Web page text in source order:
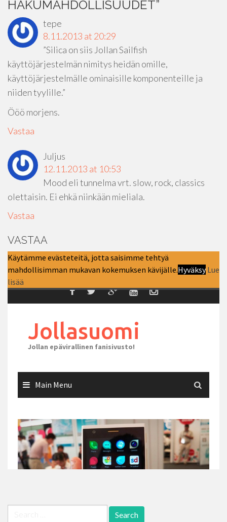
HAKUMAHDOLLISUUDET”
tepe
8.11.2013 at 20:29
”Silica on siis Jollan Sailfish
käyttöjärjestelmän nimitys heidän omille,
käyttöjärjestelmälle ominaisille komponenteille ja
niiden tyylille.”
Ööö morjens.
Vastaa
Juljus
12.11.2013 at 10:53
Mood eli tunnelma vrt. slow, rock, classics
olettaisin. Ei ehkä niinkään mieliala.
Vastaa
VASTAA